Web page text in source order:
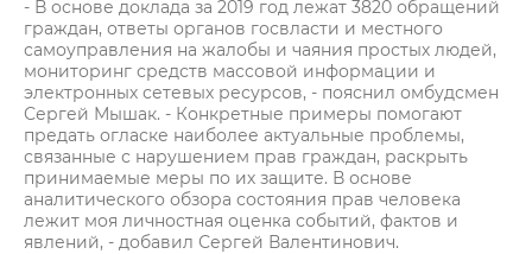
- В основе доклада за 2019 год лежат 3820 обращений
граждан, ответы органов госвласти и местного
самоуправления на жалобы и чаяния простых людей,
мониторинг средств массовой информации и
электронных сетевых ресурсов, - пояснил омбудсмен
Сергей Мышак. - Конкретные примеры помогают
предать огласке наиболее актуальные проблемы,
связанные с нарушением прав граждан, раскрыть
принимаемые меры по их защите. В основе
аналитического обзора состояния прав человека
лежит моя личностная оценка событий, фактов и
явлений, - добавил Сергей Валентинович.